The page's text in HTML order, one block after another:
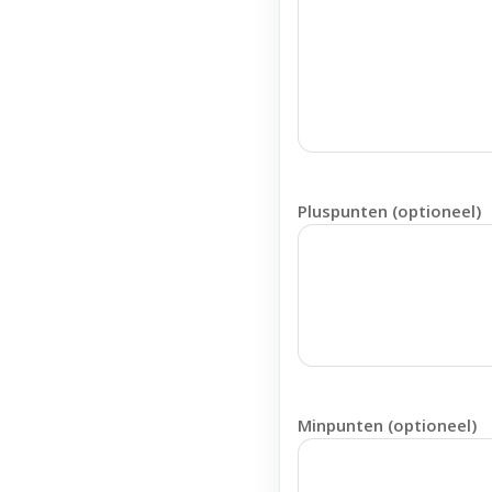
Pluspunten (optioneel)
Minpunten (optioneel)